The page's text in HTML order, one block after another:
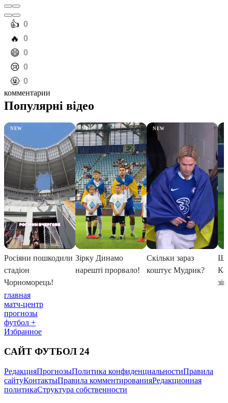
️👍 0
️🔥 0
️😄 0
️😢 0
️🤬 0
комментарии
главная
матч-центр
прогнозы
футбол +
Избранное
САЙТ ФУТБОЛ 24
РедакцияПрогнозыПолитика конфиденциальностиПравила
сайтуКонтактыПравила комментированияРедакционная
политикаСтруктура собственности